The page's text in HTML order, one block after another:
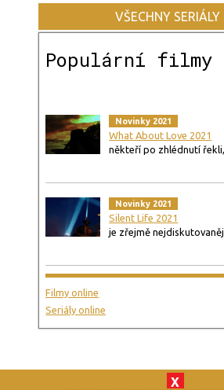
X
VŠECHNY SERIÁLY
Populární filmy
Novinky 2021
What About Love 2021
někteří po zhlédnutí
Novinky 2021
Silent Life 2021
je zřejmě
Filmy online
Seriály online